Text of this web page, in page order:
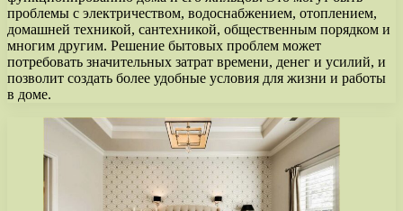
проблемы с электричеством, водоснабжением, отоплением,
домашней техникой, сантехникой, общественным порядком и
многим другим. Решение бытовых проблем может
потребовать значительных затрат времени, денег и усилий, и
позволит создать более удобные условия для жизни и работы
в доме.